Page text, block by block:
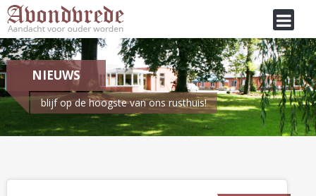
NIEUWS
blijf op de hoogste van ons rusthuis!